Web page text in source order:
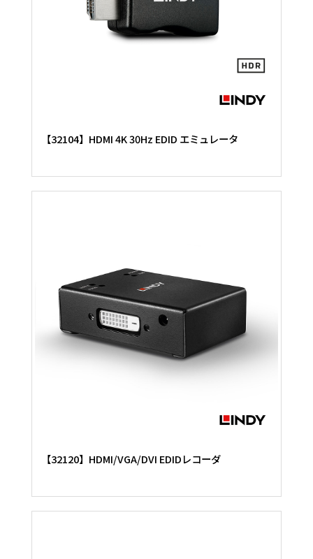
【32104】HDMI 4K 30Hz EDID エミュレータ
【32120】HDMI/VGA/DVI EDIDレコーダ